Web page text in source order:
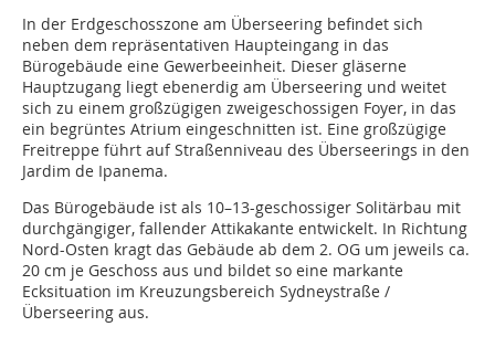
In der Erdgeschosszone am Überseering befindet sich
neben dem repräsentativen Haupteingang in das
Bürogebäude eine Gewerbeeinheit. Dieser gläserne
Hauptzugang liegt ebenerdig am Überseering und weitet
sich zu einem großzügigen zweigeschossigen Foyer, in das
ein begrüntes Atrium eingeschnitten ist. Eine großzügige
Freitreppe führt auf Straßenniveau des Überseerings in den
Jardim de Ipanema.
Das Bürogebäude ist als 10–13-geschossiger Solitärbau mit
durchgängiger, fallender Attikakante entwickelt. In Richtung
Nord-Osten kragt das Gebäude ab dem 2. OG um jeweils ca.
20 cm je Geschoss aus und bildet so eine markante
Ecksituation im Kreuzungsbereich Sydneystraße /
Überseering aus.